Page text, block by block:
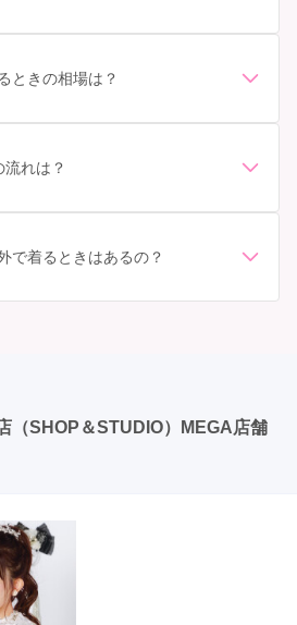
び: 自分の体型に合ったサイズを
こともあります。 価格: 予算に合
もの（小物や帯、草履など）を確
要があります。 お店選び: 評判や
ときの相場は？
ものやブランド物になると、それ
ただくか、店舗に問い合わせてみ
れは？
成人式が行わる場合が多いです
真撮影: 成人式の後、家族や友人
で着るときはあるの？
（SHOP＆STUDIO）MEGA店舗